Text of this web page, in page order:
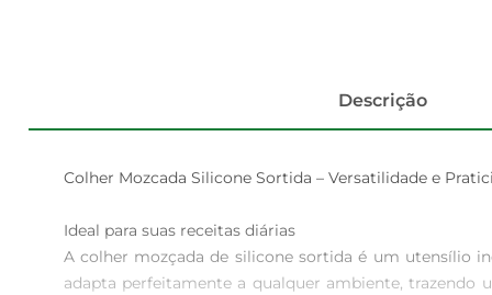
Descrição
Colher Mozcada Silicone Sortida – Versatilidade e
Ideal para suas receitas diárias
A colher mozçada de silicone sortida é um utensílio
adapta perfeitamente a qualquer ambiente, trazendo